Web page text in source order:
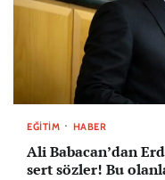
EĞITIM HABER
Ali Babacan’dan
sert sözler! Bu